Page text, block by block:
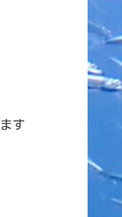
す